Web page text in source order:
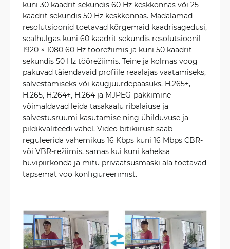
kuni 30 kaadrit sekundis 60 Hz keskkonnas või 25
kaadrit sekundis 50 Hz keskkonnas. Madalamad
resolutsioonid toetavad kõrgemaid kaadrisagedusi,
sealhulgas kuni 60 kaadrit sekundis resolutsioonil
1920 × 1080 60 Hz töörežiimis ja kuni 50 kaadrit
sekundis 50 Hz töörežiimis. Teine ja kolmas voog
pakuvad täiendavaid profiile reaalajas vaatamiseks,
salvestamiseks või kaugjuurdepääsuks. H.265+,
H.265, H.264+, H.264 ja MJPEG-pakkimine
võimaldavad leida tasakaalu ribalaiuse ja
salvestusruumi kasutamise ning ühilduvuse ja
pildikvaliteedi vahel. Video bitikiirust saab
reguleerida vahemikus 16 Kbps kuni 16 Mbps CBR-
või VBR-režiimis, samas kui kuni kaheksa
huvipiirkonda ja mitu privaatsusmaski ala toetavad
täpsemat voo konfigureerimist.